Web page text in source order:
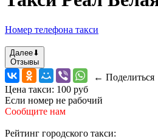
Номер телефона такси
Далее⬇
Отзывы
← Поделиться
Цена такси: 100 руб
Если номер не рабочий
Сообщите нам
Рейтинг городского такси: